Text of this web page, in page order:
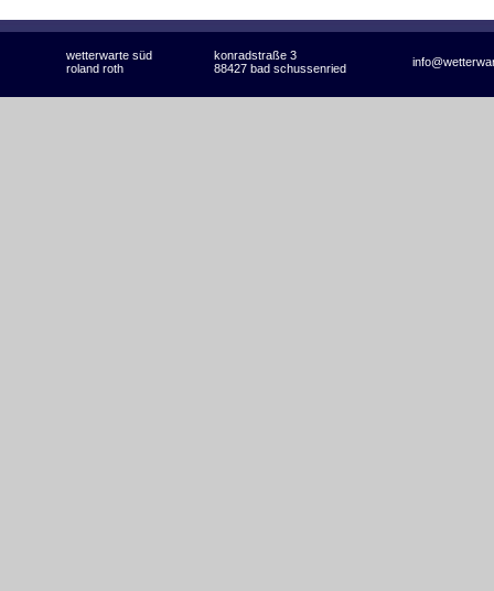
wetterwarte süd konradstraße 3
roland roth 88427 bad schussenried